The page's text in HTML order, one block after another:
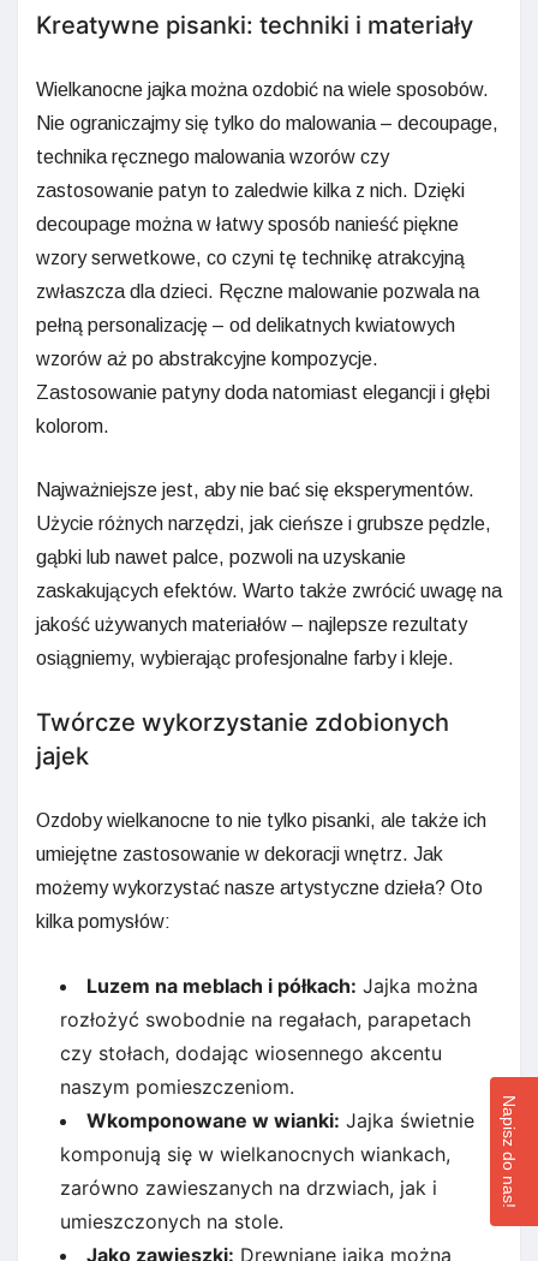
Kreatywne pisanki: techniki i materiały
Wielkanocne jajka można ozdobić na wiele sposobów.
Nie ograniczajmy się tylko do malowania – decoupage,
technika ręcznego malowania wzorów czy
zastosowanie patyn to zaledwie kilka z nich. Dzięki
decoupage można w łatwy sposób nanieść piękne
wzory serwetkowe, co czyni tę technikę atrakcyjną
zwłaszcza dla dzieci. Ręczne malowanie pozwala na
pełną personalizację – od delikatnych kwiatowych
wzorów aż po abstrakcyjne kompozycje.
Zastosowanie patyny doda natomiast elegancji i głębi
kolorom.
Najważniejsze jest, aby nie bać się eksperymentów.
Użycie różnych narzędzi, jak cieńsze i grubsze pędzle,
gąbki lub nawet palce, pozwoli na uzyskanie
zaskakujących efektów. Warto także zwrócić uwagę na
jakość używanych materiałów – najlepsze rezultaty
osiągniemy, wybierając profesjonalne farby i kleje.
Twórcze wykorzystanie zdobionych
jajek
Ozdoby wielkanocne to nie tylko pisanki, ale także ich
umiejętne zastosowanie w dekoracji wnętrz. Jak
możemy wykorzystać nasze artystyczne dzieła? Oto
kilka pomysłów:
Luzem na meblach i półkach: Jajka można
rozłożyć swobodnie na regałach, parapetach
czy stołach, dodając wiosennego akcentu
naszym pomieszczeniom.
Wkomponowane w wianki: Jajka świetnie
komponują się w wielkanocnych wiankach,
zarówno zawieszanych na drzwiach, jak i
umieszczonych na stole.
Jako zawieszki: Drewniane jajka można
Napisz do nas!